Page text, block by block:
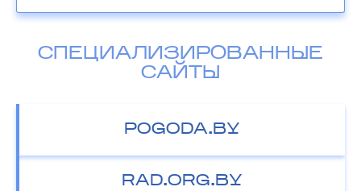
СПЕЦИАЛИЗИРОВАННЫЕ
САЙТЫ
POGODA.BY
RAD.ORG.BY